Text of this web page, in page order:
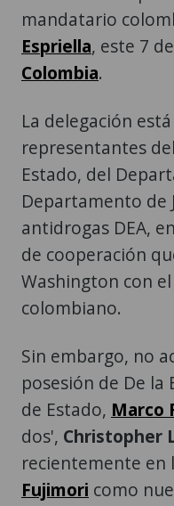
mandatario
Espriella, este 7
Colombia.
La delegación
representantes
Estado, del
Departamento de
antidrogas DEA,
de cooperación
Washington con
colombiano.
Sin embargo, no
posesión de De la
de Estado, Marco
dos', Christopher
recientemente en
Fujimori como